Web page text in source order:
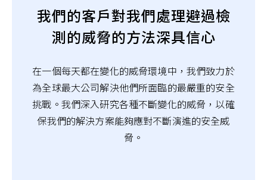
我們的客戶對我們處理避過檢
測的威脅的方法深具信心
在一個每天都在變化的威脅環境中，我們致力於
為全球最大公司解決他們所面臨的最嚴重的安全
挑戰。我們深入研究各種不斷變化的威脅，以確
保我們的解決方案能夠應對不斷演進的安全威
脅。